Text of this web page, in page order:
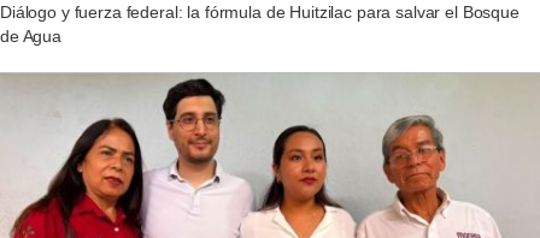
Diálogo y fuerza federal: la fórmula de Huitzilac para salvar el Bosque
de Agua